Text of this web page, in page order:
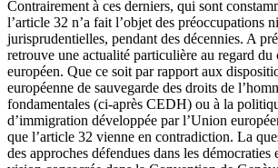
Contrairement à ces derniers, qui sont
l’article 32 n’a fait l’objet des préoccupations
jurisprudentielles, pendant des décennies. A
retrouve une actualité particulière au regard
européen. Que ce soit par rapport aux
européenne de sauvegarde des droits de
fondamentales (ci-après CEDH) ou à la
d’immigration développée par l’Union
que l’article 32 vienne en contradiction. La
des approches défendues dans les démocraties